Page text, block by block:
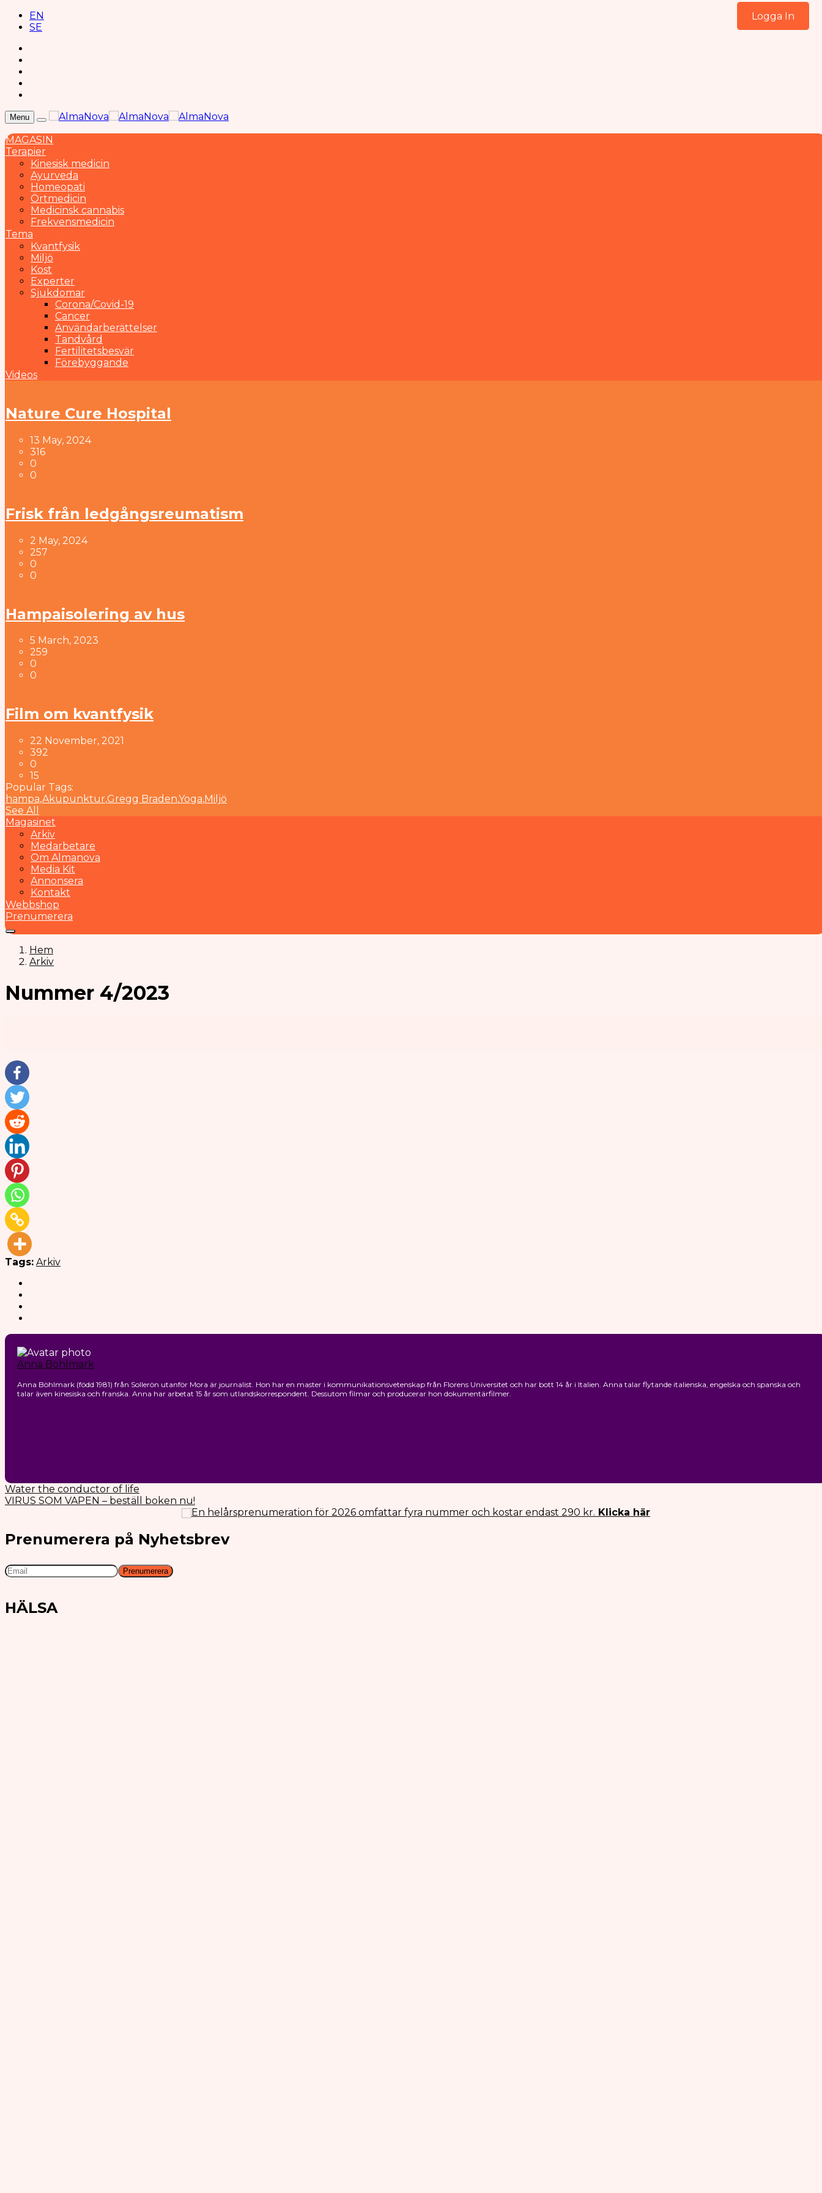
EN
SE
Menu
MAGASIN
Terapier
Kinesisk medicin
Ayurveda
Homeopati
Örtmedicin
Medicinsk cannabis
Frekvensmedicin
Tema
Kvantfysik
Miljö
Kost
Experter
Sjukdomar
Corona/Covid-19
Cancer
Användarberättelser
Tandvård
Fertilitetsbesvär
Förebyggande
Videos
Nature Cure Hospital
13 May, 2024
316
0
0
Frisk från ledgångsreumatism
2 May, 2024
257
0
0
Hampaisolering av hus
5 March, 2023
259
0
0
Film om kvantfysik
22 November, 2021
392
0
15
Popular Tags:
hampa,Akupunktur,Gregg Braden,Yoga,Miljö
See All
Magasinet
Arkiv
Medarbetare
Om Almanova
Media Kit
Annonsera
Kontakt
Webbshop
Prenumerera
Hem
Arkiv
Nummer 4/2023
Tags: Arkiv
Anna Böhlmark
Anna Böhlmark (född 1981) från Sollerön utanför Mora är journalist. Hon har en master i kommunikationsvetenskap från Florens Universitet och har bott 14 år i Italien. Anna talar flytande italienska, engelska och spanska och
talar även kinesiska och franska. Anna har arbetat 15 år som utlandskorrespondent. Dessutom filmar och producerar hon dokumentärfilmer.
Water the conductor of life
VIRUS SOM VAPEN – beställ boken nu!
En helårsprenumeration för 2026 omfattar fyra nummer och kostar endast 290 kr. Klicka här
Prenumerera på Nyhetsbrev
HÄLSA
Logga In